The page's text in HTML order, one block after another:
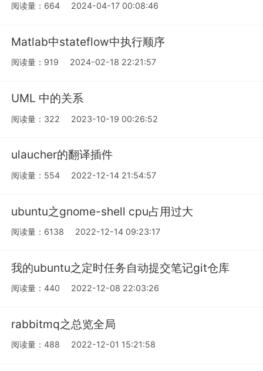
阅读量：664 2024-04-17 00:08:46
Matlab中stateflow中执行顺序
阅读量：919 2024-02-18 22:21:57
UML 中的关系
阅读量：322 2023-10-19 00:26:52
ulaucher的翻译插件
阅读量：554 2022-12-14 21:54:57
ubuntu之gnome-shell cpu占用过大
阅读量：6138 2022-12-14 09:23:17
我的ubuntu之定时任务自动提交笔记git仓库
阅读量：440 2022-12-08 22:03:26
rabbitmq之总览全局
阅读量：488 2022-12-01 15:21:58